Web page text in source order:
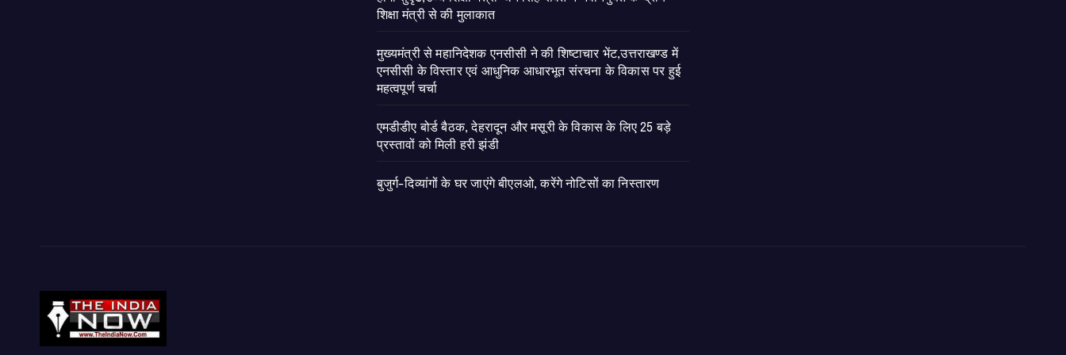
शिक्षा मंत्री से की मुलाकात
मुख्यमंत्री से महानिदेशक एनसीसी ने की शिष्टाचार भेंट,उत्तराखण्ड में
एनसीसी के विस्तार एवं आधुनिक आधारभूत संरचना के विकास पर हुई
महत्वपूर्ण चर्चा
एमडीडीए बोर्ड बैठक, देहरादून और मसूरी के विकास के लिए 25 बड़े
प्रस्तावों को मिली हरी झंडी
बुजुर्ग-दिव्यांगों के घर जाएंगे बीएलओ, करेंगे नोटिसों का निस्तारण